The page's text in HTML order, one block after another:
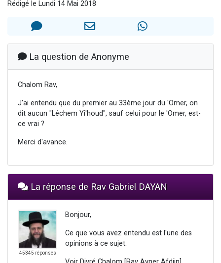
12 nouvelles musiques dans Torah-Box Music
2 personnes viennent de nous rejoindre sur WhatsApp
Rédigé le Lundi 14 Mai 2018
La question de Anonyme
Chalom Rav,
J'ai entendu que du premier au 33ème jour du 'Omer, on
dit aucun "Léchem Yi'houd", sauf celui pour le 'Omer, est-
ce vrai ?
Merci d'avance.
La réponse de Rav Gabriel DAYAN
45345 réponses
Bonjour,
Ce que vous avez entendu est l'une des
opinions à ce sujet.